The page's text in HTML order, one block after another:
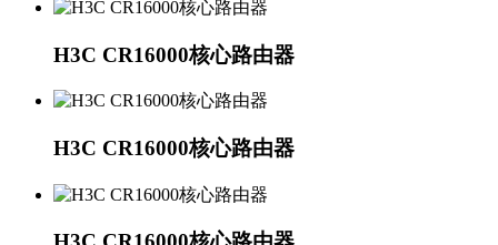
H3C CR16000核心路由器
H3C CR16000核心路由器